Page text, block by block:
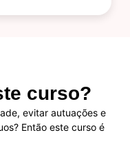
curso?
evitar autuações e
Então este curso é